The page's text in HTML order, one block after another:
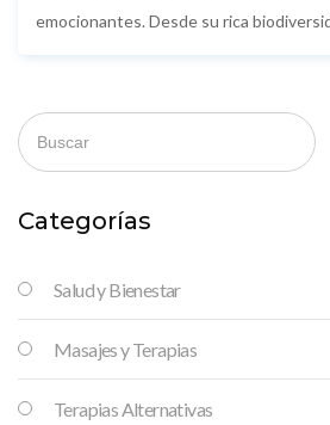
emocionantes. Desde su rica
Categorías
Salud y Bienestar
Masajes y Terapias
Terapias Alternativas